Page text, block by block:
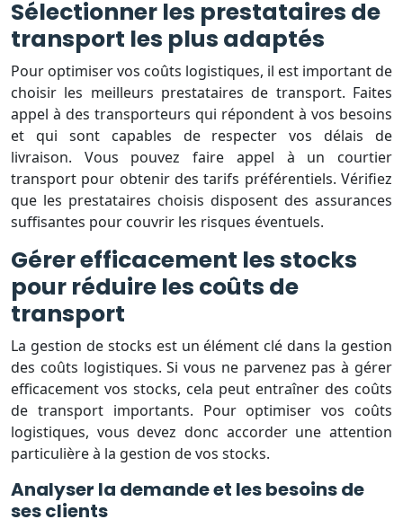
Sélectionner les prestataires de
transport les plus adaptés
Pour optimiser vos coûts logistiques, il est important de
choisir les meilleurs prestataires de transport. Faites
appel à des transporteurs qui répondent à vos besoins
et qui sont capables de respecter vos délais de
livraison. Vous pouvez faire appel à un courtier
transport pour obtenir des tarifs préférentiels. Vérifiez
que les prestataires choisis disposent des assurances
suffisantes pour couvrir les risques éventuels.
Gérer efficacement les stocks
pour réduire les coûts de
transport
La gestion de stocks est un élément clé dans la gestion
des coûts logistiques. Si vous ne parvenez pas à gérer
efficacement vos stocks, cela peut entraîner des coûts
de transport importants. Pour optimiser vos coûts
logistiques, vous devez donc accorder une attention
particulière à la gestion de vos stocks.
Analyser la demande et les besoins de
ses clients